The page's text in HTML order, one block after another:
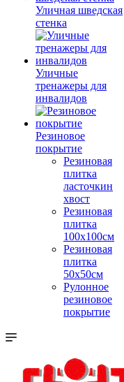
Уличная шведская
стенка
Уличные
тренажеры для
инвалидов
Резиновое
покрытие
Резиновая
плитка
ласточкин
хвост
Резиновая
плитка
100х100см
Резиновая
плитка
50х50см
Рулонное
резиновое
покрытие